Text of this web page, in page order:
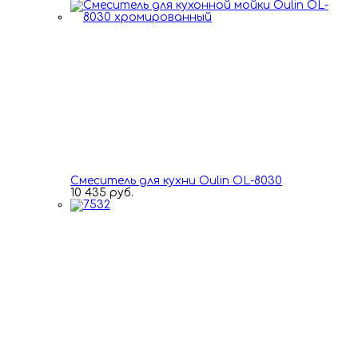
Смеситель для кухни Oulin OL-8030
10 435 руб.